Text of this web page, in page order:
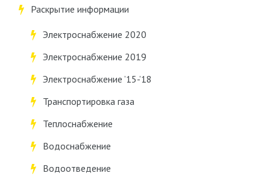
Раскрытие информации
Электроснабжение 2020
Электроснабжение 2019
Электроснабжение ’15-’18
Транспортировка газа
Теплоснабжение
Водоснабжение
Водоотведение